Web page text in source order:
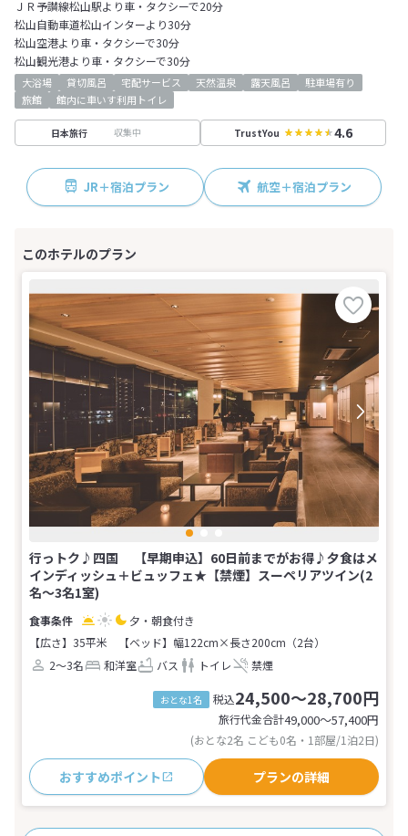
ＪＲ予讃線松山駅より車・タクシーで20分
松山自動車道松山インターより30分
松山空港より車・タクシーで30分
松山観光港より車・タクシーで30分
大浴場 貸切風呂 宅配サービス 天然温泉 露天風呂
駐車場有り
旅館
館内に車いす利用トイレ
日本旅行 収集中 TrustYou 4.6
JR＋宿泊プラン 航空＋宿泊プラン
行っトク♪四国 【早期申込】60日前までがお得♪夕食はメ
インディッシュ＋ビュッフェ★【禁煙】スーペリアツイン(2
名～3名1室)
夕・朝食付き
【広さ】35平米
【ベッド】幅122cm×長さ200cm（2台）
2～3名
和洋室 バス トイレ 禁煙
おとな1名 税込24,500～28,700円
旅行代金合計49,000〜57,400円
(おとな2名 こども0名・1部屋/1泊2日)
おすすめポイント プランの詳細